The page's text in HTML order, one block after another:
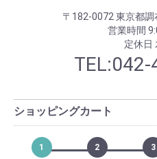
〒182-0072 東京都
営業時間
定休日
ショッピングカート
1
2
3